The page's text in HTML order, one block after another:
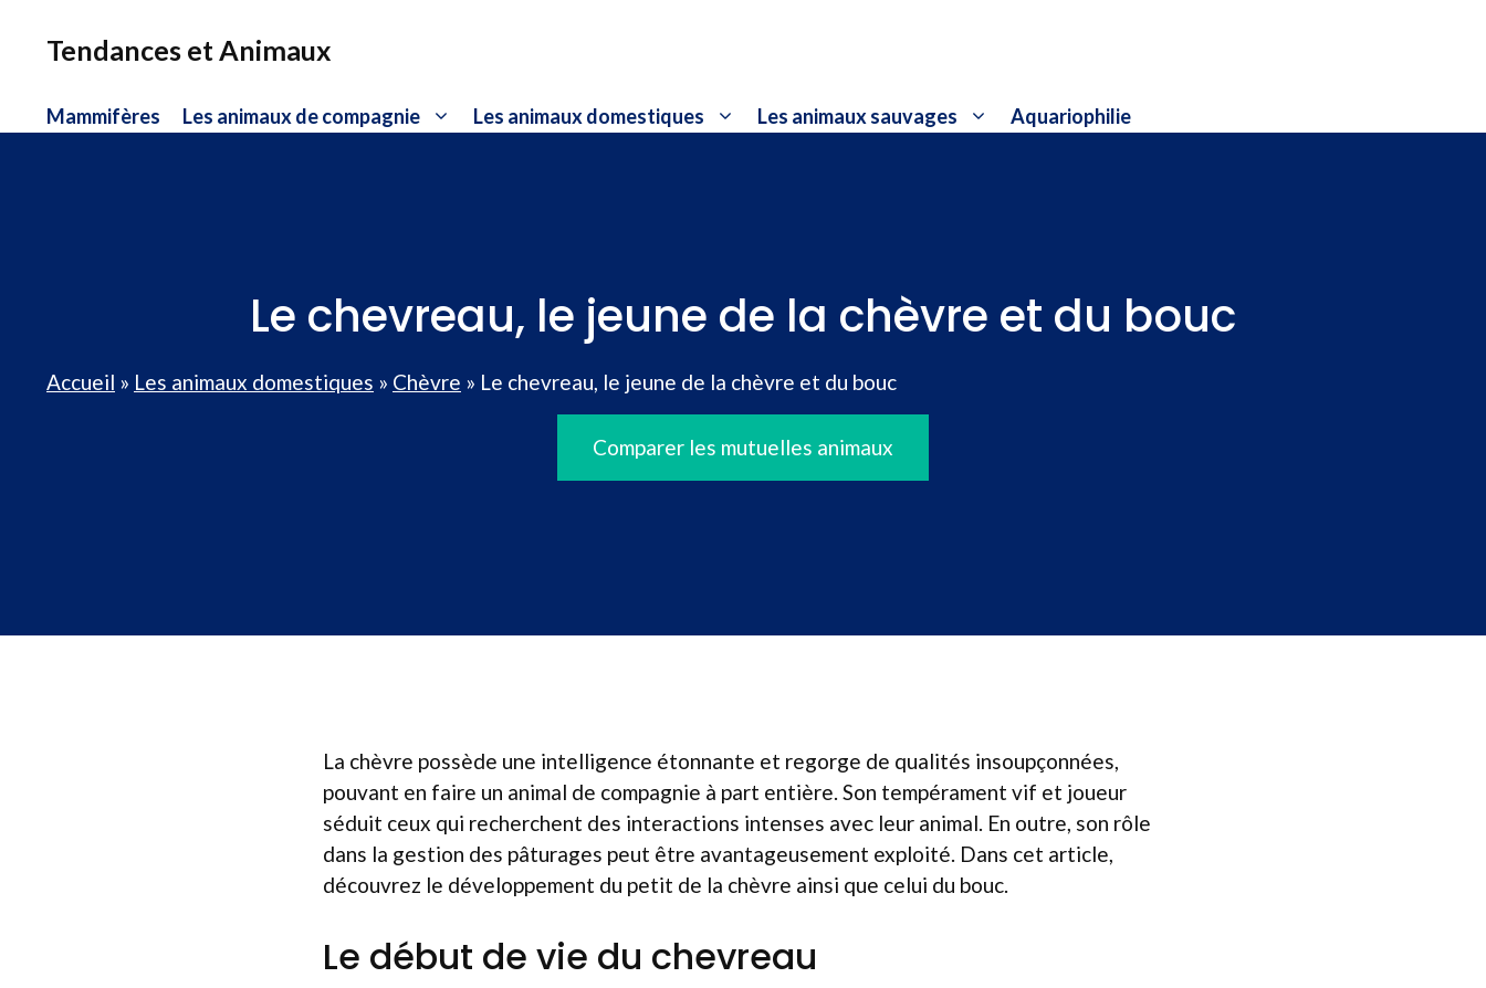
Tendances et Animaux
Mammifères Les animaux de compagnie Les animaux domestiques Les animaux sauvages Aquariophilie
Le chevreau, le jeune de la chèvre et du bouc
Accueil » Les animaux domestiques » Chèvre » Le chevreau, le jeune de la chèvre et du bouc
Comparer les mutuelles animaux
La chèvre possède une intelligence étonnante et regorge de qualités insoupçonnées,
pouvant en faire un animal de compagnie à part entière. Son tempérament vif et joueur
séduit ceux qui recherchent des interactions intenses avec leur animal. En outre, son rôle
dans la gestion des pâturages peut être avantageusement exploité. Dans cet article,
découvrez le développement du petit de la chèvre ainsi que celui du bouc.
Le début de vie du chevreau